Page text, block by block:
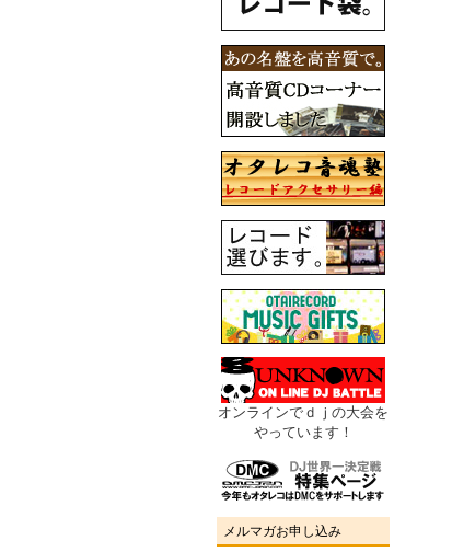
オンラインでｄｊの大会を
やっています！
メルマガお申し込み